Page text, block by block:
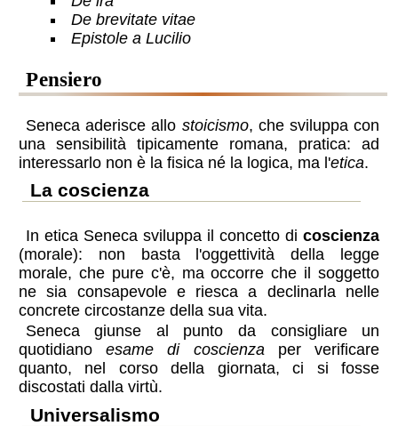
De brevitate vitae
Epistole a Lucilio
pensiero
Seneca aderisce allo stoicismo, che sviluppa con
una sensibilità tipicamente romana, pratica: ad
interessarlo non è la fisica né la logica, ma l'etica.
la coscienza
In etica Seneca sviluppa il concetto dicoscienza
(morale): non basta l'oggettività della legge
morale, che pure c'è, ma occorre che il soggetto
ne sia consapevole e riesca a declinarla nelle
concrete circostanze della sua vita.
Seneca giunse al punto da consigliare un
quotidianoesame di coscienzaper verificare
quanto, nel corso della giornata, ci si fosse
discostati dalla virtù.
universalismo